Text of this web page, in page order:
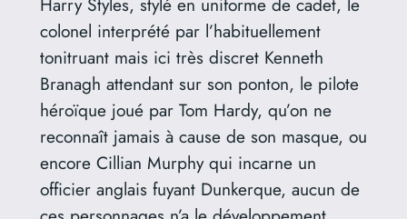
colonel interprété par l’habituellement
tonitruant mais ici très discret Kenneth
Branagh attendant sur son ponton, le pilote
héroïque joué par Tom Hardy, qu’on ne
reconnaît jamais à cause de son masque, ou
encore Cillian Murphy qui incarne un
officier anglais fuyant Dunkerque, aucun de